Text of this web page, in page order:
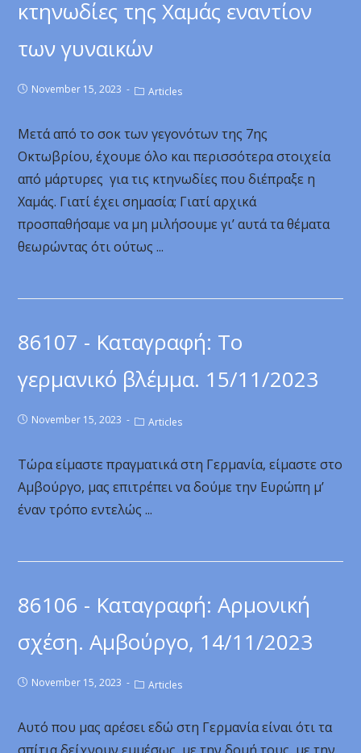
κτηνωδίες της Χαμάς εναντίον
των γυναικών
November 15, 2023 Articles
Μετά από το σοκ των γεγονότων της 7ης
Οκτωβρίου, έχουμε όλο και περισσότερα στοιχεία
από μάρτυρες για τις κτηνωδίες που διέπραξε η
Χαμάς. Γιατί έχει σημασία; Γιατί αρχικά
προσπαθήσαμε να μη μιλήσουμε γι’ αυτά τα θέματα
θεωρώντας ότι ούτως ...
86107 - Καταγραφή: Το
γερμανικό βλέμμα. 15/11/2023
November 15, 2023 Articles
Τώρα είμαστε πραγματικά στη Γερμανία, είμαστε στο
Αμβούργο, μας επιτρέπει να δούμε την Ευρώπη μ’
έναν τρόπο εντελώς ...
86106 - Καταγραφή: Αρμονική
σχέση. Αμβούργο, 14/11/2023
November 15, 2023 Articles
Αυτό που μας αρέσει εδώ στη Γερμανία είναι ότι τα